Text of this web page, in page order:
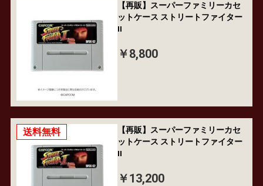
【再販】スーパーファミリーカセ
ットケース ストリートファイター
II
￥8,800
送料無料
【再販】スーパーファミリーカセ
ットケース ストリートファイター
II
￥13,200